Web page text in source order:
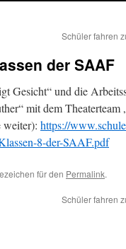
Schüler fahren
der SAAF
Gesicht“ und die
mit dem
https://
8-der-SAAF.pdf
für den Permalink.
Schüler fahren